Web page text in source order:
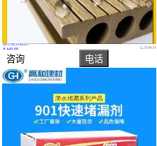
达吉木塑木 提醒您买木塑地板必须要看好这几个塑木地板的关键地方
真实性已核验
￥ 120.00 江苏南京
咨询 电话